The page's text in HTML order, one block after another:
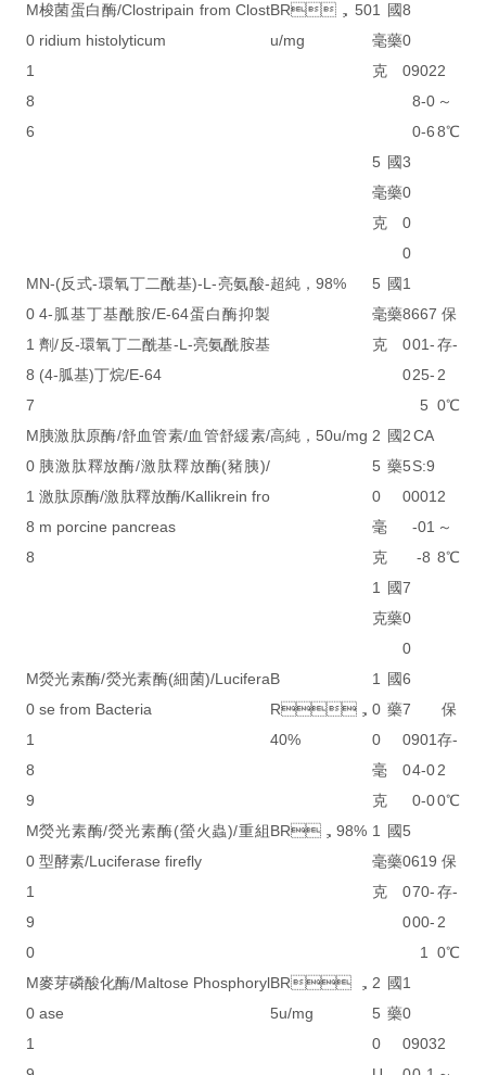
M
0
1
8
6
梭菌蛋白酶/Clostripain from Clost
ridium histolyticum
BR，50
u/mg
1
毫
克
國
藥
8
0
0902
8-0
0-6
2
～
8℃
5
毫
克
國
藥
3
0
0
0
M
0
1
8
7
N-(反式-環氧丁二酰基)-L-亮氨酸-
4-胍基丁基酰胺/E-64蛋白酶抑製
劑/反-環氧丁二酰基-L-亮氨酰胺基
(4-胍基)丁烷/E-64
超純，98%
5
毫
克
國
藥
1
8
0
0
667
01-
25-
5
保
存-
2
0℃
M
0
1
8
8
胰激肽原酶/舒血管素/血管舒緩素/
胰激肽釋放酶/激肽釋放酶(豬胰)/
激肽原酶/激肽釋放酶/Kallikrein fro
m porcine pancreas
高純，50u/mg 2
5
0
毫
克
國
藥
2
5
0
CA
S:9
001
-01
-8
2
～
8℃
1
克
國
藥
7
0
0
M
0
1
8
9
熒光素酶/熒光素酶(細菌)/Lucifera
se from Bacteria
B
R，
40%
1
0
0
毫
克
國
藥
6
7
0
0
901
4-0
0-0
保
存-
2
0℃
M
0
1
9
0
熒光素酶/熒光素酶(螢火蟲)/重組
型酵素/Luciferase firefly
BR，98% 1
毫
克
國
藥
5
0
0
0
619
70-
00-
1
保
存-
2
0℃
M
0
1
麥芽磷酸化酶/Maltose Phosphoryl
ase
BR，
5u/mg
2
5
0
國
藥
1
0
09032